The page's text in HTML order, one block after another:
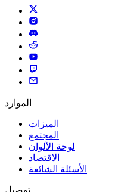
الموارد
الميزات
المجتمع
لوحة الألوان
الاقتصاد
الأسئلة الشائعة